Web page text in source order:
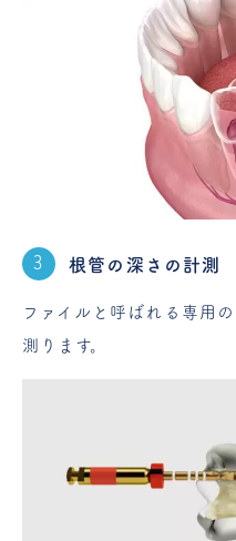
根管の深さの計測
ファイルと呼ばれる専用
測ります。